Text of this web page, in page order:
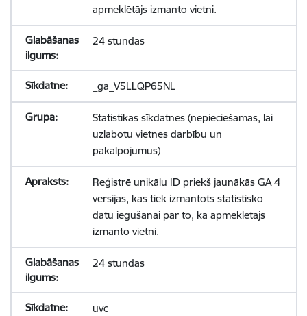
apmeklētājs izmanto vietni.
24 stundas
_ga_V5LLQP65NL
Statistikas sīkdatnes (nepieciešamas, lai
uzlabotu vietnes darbību un
pakalpojumus)
Reģistrē unikālu ID priekš jaunākās GA 4
versijas, kas tiek izmantots statistisko
datu iegūšanai par to, kā apmeklētājs
izmanto vietni.
24 stundas
uvc